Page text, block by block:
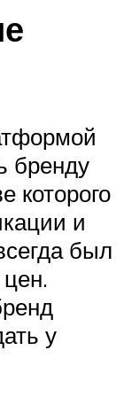
бренду
которого
и
был
у